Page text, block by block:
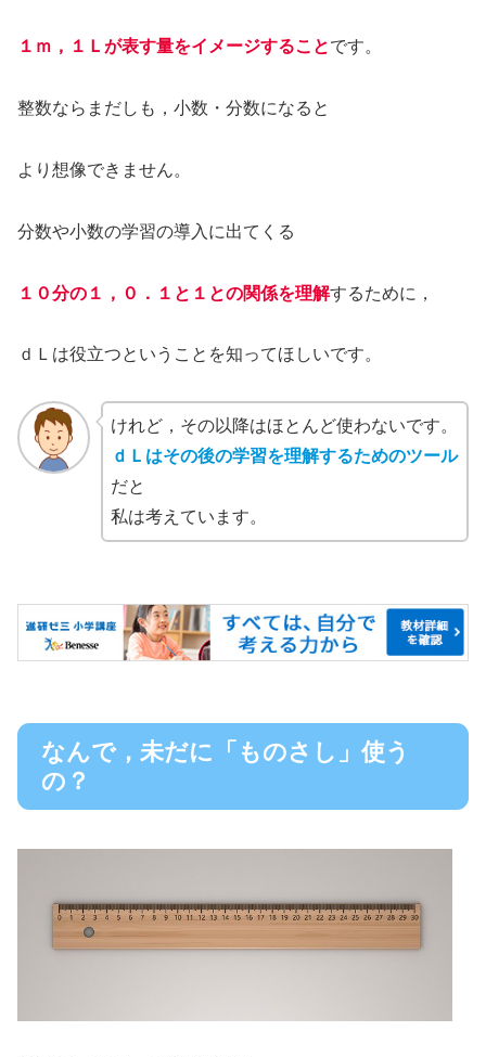
１ｍ，１Ｌが表す量をイメージすることです。
整数ならまだしも，小数・分数になると
より想像できません。
分数や小数の学習の導入に出てくる
１０分の１，０．１と１との関係を理解するために，
ｄＬは役立つということを知ってほしいです。
けれど，その以降はほとんど使わないです。
ｄＬはその後の学習を理解するためのツール
だと
私は考えています。
なんで，未だに「ものさし」使う
の？